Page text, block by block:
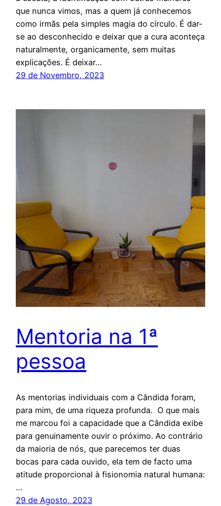
que nunca vimos, mas a quem já conhecemos
como irmãs pela simples magia do círculo. É dar-
se ao desconhecido e deixar que a cura aconteça
naturalmente, organicamente, sem muitas
explicações. É deixar…
29 de Novembro, 2023
Mentoria na 1ª
pessoa
As mentorias individuais com a Cândida foram,
para mim, de uma riqueza profunda. O que mais
me marcou foi a capacidade que a Cândida exibe
para genuinamente ouvir o próximo. Ao contrário
da maioria de nós, que parecemos ter duas
bocas para cada ouvido, ela tem de facto uma
atitude proporcional à fisionomia natural humana:
…
29 de Agosto, 2023